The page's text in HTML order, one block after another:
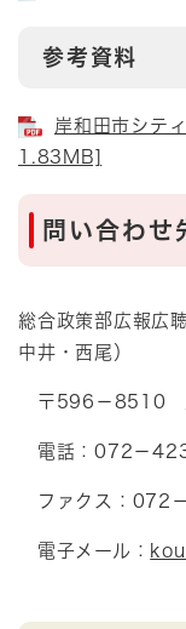
参考資料
岸和田市シテ
1.83MB]
問い合わせ
総合政策部広報広
中井・西尾）
〒596－8510
電話：072－
ファクス：072
電子メール：